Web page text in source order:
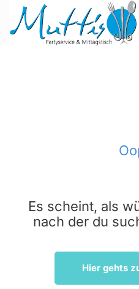
Es scheint, als
nach der du
Hier gehts